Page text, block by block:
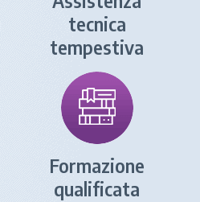
tecnica
tempestiva
Formazione
qualificata